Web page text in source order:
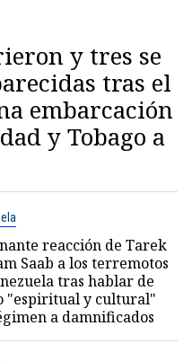
y tres se
tras el
embarcación
y Tobago a
reacción de Tarek
Saab a los terremotos
tras hablar de
"espiritual y cultural"
a damnificados